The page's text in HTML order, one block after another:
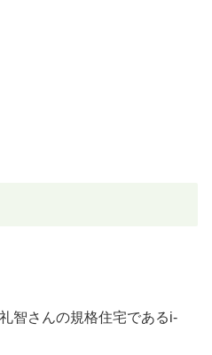
智さんの規格住宅であるi-